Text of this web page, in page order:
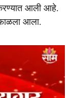
करण्यात आली आहे.
आला.